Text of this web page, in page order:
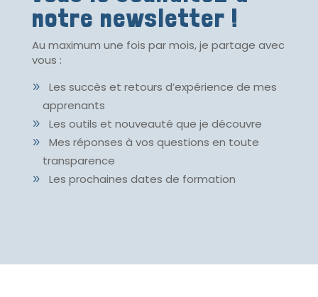
notre newsletter !
Au maximum une fois par mois, je partage avec
vous :
Les succès et retours d’expérience de mes
apprenants
Les outils et nouveauté que je découvre
Mes réponses à vos questions en toute
transparence
Les prochaines dates de formation